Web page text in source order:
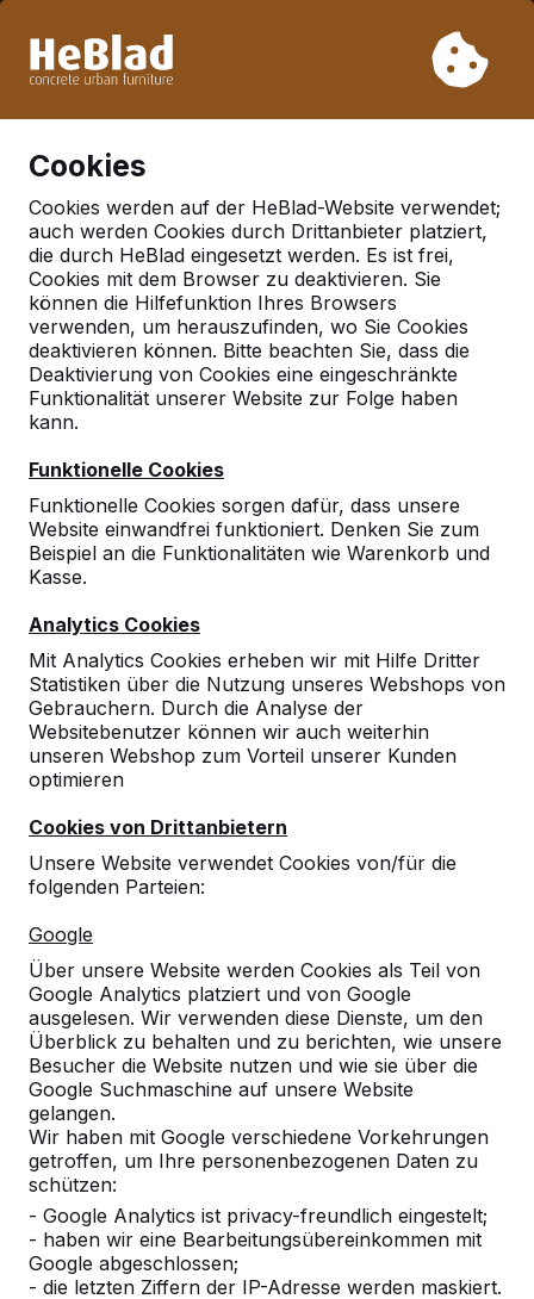
Woche 33 nicht. Bitte berücksichtigen Sie daher längere
Cookies
Cookies werden auf der HeBlad-Website verwendet;
auch werden Cookies durch Drittanbieter platziert,
die durch HeBlad eingesetzt werden. Es ist frei,
Cookies mit dem Browser zu deaktivieren. Sie
können die Hilfefunktion Ihres Browsers
verwenden, um herauszufinden, wo Sie Cookies
deaktivieren können. Bitte beachten Sie, dass die
Deaktivierung von Cookies eine eingeschränkte
Funktionalität unserer Website zur Folge haben
kann.
Funktionelle Cookies
Funktionelle Cookies sorgen dafür, dass unsere
Website einwandfrei funktioniert. Denken Sie zum
Beispiel an die Funktionalitäten wie Warenkorb und
Kasse.
Analytics Cookies
Mit Analytics Cookies erheben wir mit Hilfe Dritter
Statistiken über die Nutzung unseres Webshops von
Gebrauchern. Durch die Analyse der
Websitebenutzer können wir auch weiterhin
unseren Webshop zum Vorteil unserer Kunden
optimieren
Cookies von Drittanbietern
Unsere Website verwendet Cookies von/für die
folgenden Parteien:
Google
Über unsere Website werden Cookies als Teil von
Google Analytics platziert und von Google
ausgelesen. Wir verwenden diese Dienste, um den
Überblick zu behalten und zu berichten, wie unsere
Besucher die Website nutzen und wie sie über die
Google Suchmaschine auf unsere Website
gelangen.
Wir haben mit Google verschiedene Vorkehrungen
getroffen, um Ihre personenbezogenen Daten zu
schützen:
- Google Analytics ist privacy-freundlich eingestelt;
- haben wir eine Bearbeitungsübereinkommen mit
Google abgeschlossen;
- die letzten Ziffern der IP-Adresse werden maskiert.
Deutschland
Referenties in:Duren
10
Referenzen
Unsere Produkte finden Sie in ganz Europa
und darüber hinaus. Sehen Sie hier, wo Sie
ein HeBlad-Produkt in Ihrer Nähe finden.